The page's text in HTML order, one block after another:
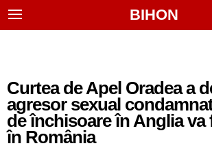
BIHON
Curtea de Apel Oradea a
agresor sexual
de închisoare în Anglia va
în România